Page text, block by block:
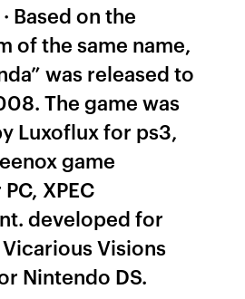
Based on the
of the same name,
was released to
The game was
Luxoflux for ps3,
game
XPEC
developed for
Visions
Nintendo DS.